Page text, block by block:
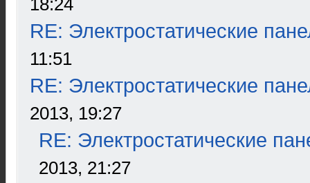
18:24
RE: Электростатические
11:51
RE: Электростатические
2013, 19:27
RE: Электростатические
2013, 21:27